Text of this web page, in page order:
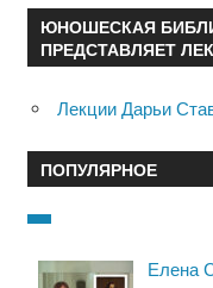
ЮНОШЕСКАЯ
ПРЕДСТАВЛЯЕТ
Лекции Дарьи
ПОПУЛЯРНОЕ
Елена